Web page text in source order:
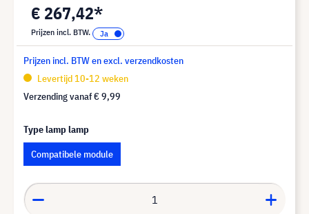
€ 267,42*
Prijzen incl. BTW.
Prijzen incl. BTW en excl. verzendkosten
Levertijd 10-12 weken
Verzending vanaf€ 9,99
Type lamp lamp
Compatibele module